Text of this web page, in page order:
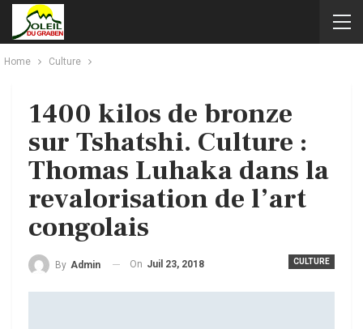
Home Culture
1400 kilos de bronze
sur Tshatshi. Culture :
Thomas Luhaka dans la
revalorisation de l’art
congolais
CULTURE
By Admin On Juil 23, 2018